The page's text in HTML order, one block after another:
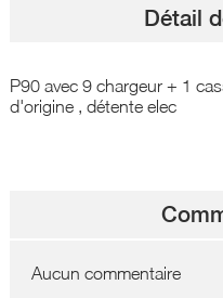
Détail
P90 avec 9 chargeur + 1
d'origine , détente elec
Aucun commentaire